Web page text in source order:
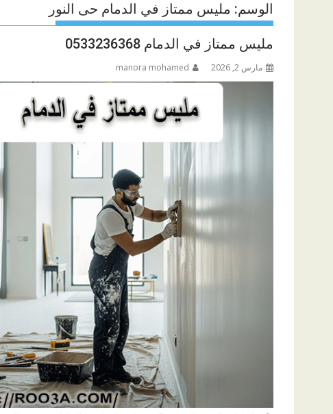
الوسم: مليس ممتاز في الدمام حى النور
مليس ممتاز في الدمام 0533236368
مارس 2, 2026 manora mohamed